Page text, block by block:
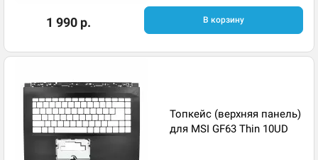
1 990 р. В корзину
Топкейс (верхняя панель)
для MSI GF63 Thin 10UD